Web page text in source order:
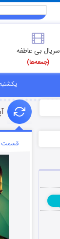
سریال بی عاطفه
(جمعه‌ها)
یکشنبه ۱۸ مرداد
قسمت